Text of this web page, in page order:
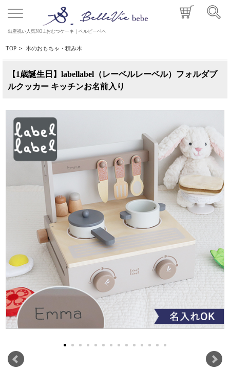
出産祝い人気NO.1おむつケーキ｜ベルビーベベ
TOP > 木のおもちゃ・積み木
【1歳誕生日】labellabel（レーベルレーベル）フォルダブ
ルクッカー キッチンお名前入り